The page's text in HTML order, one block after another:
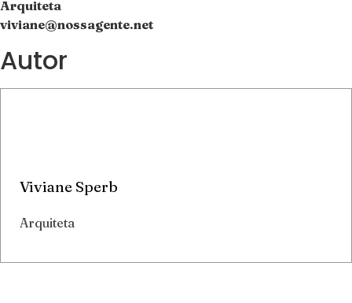
Arquiteta
viviane@nossagente.net
Autor
Viviane Sperb
Arquiteta